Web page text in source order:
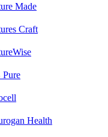
Made
Craft
Health